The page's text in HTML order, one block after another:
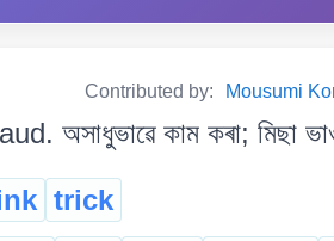
Contributed by: Mousumi
কাম কৰা; মিছা ভাও
trick